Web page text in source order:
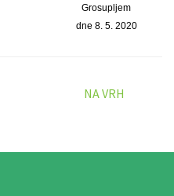
Grosupljem
dne 8. 5. 2020
NA VRH